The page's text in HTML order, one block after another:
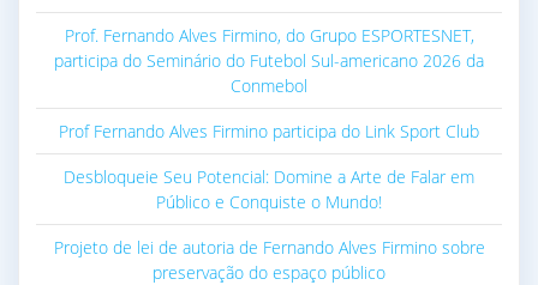
Prof. Fernando Alves Firmino, do Grupo ESPORTESNET,
participa do Seminário do Futebol Sul-americano 2026 da
Conmebol
Prof Fernando Alves Firmino participa do Link Sport Club
Desbloqueie Seu Potencial: Domine a Arte de Falar em
Público e Conquiste o Mundo!
Projeto de lei de autoria de Fernando Alves Firmino sobre
preservação do espaço público